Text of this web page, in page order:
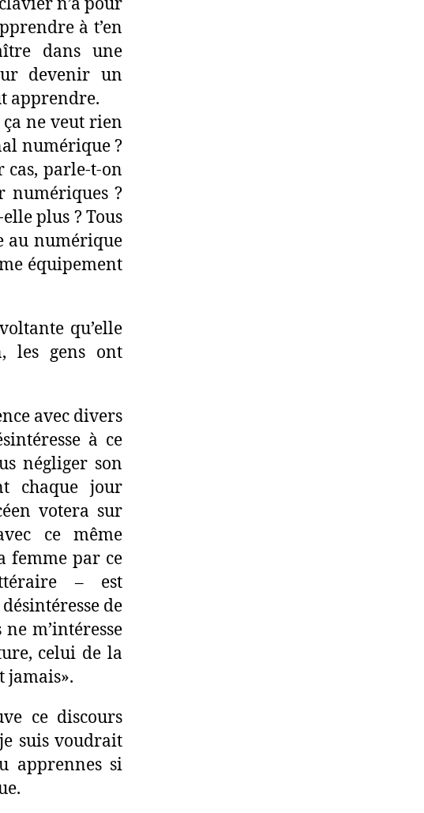
à t’en
dans une
devenir un
apprendre.
ne veut rien
numérique ?
cas, parle-t-on
numériques ?
plus ? Tous
au numérique
équipement
qu’elle
les gens ont
avec divers
à ce
négliger son
chaque jour
votera sur
ce même
femme par ce
– est
de
m’intéresse
celui de la
jamais».
ce discours
suis voudrait
apprennes si